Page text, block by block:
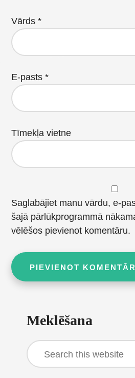
Vārds*
E-pasts*
Tīmekļa vietne
Saglabājiet manu vārdu, e-
šajā pārlūkprogrammā
vēlēšos pievienot komentāru.
Sidebar
Meklēšana
Search
this
website